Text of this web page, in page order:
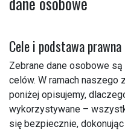
Cele i podstawa prawna
Zebrane dane osobowe
celów. W ramach
poniżej opisujemy,
wykorzystywane –
się bezpiecznie,